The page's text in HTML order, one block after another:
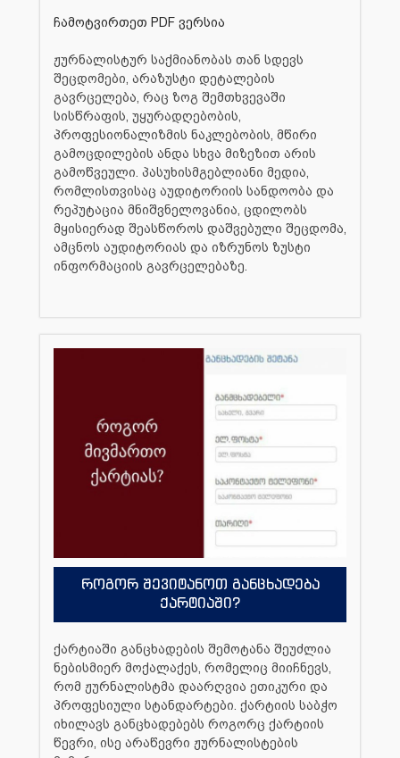
ჩამოტვირთეთ PDF ვერსია
ჟურნალისტურ საქმიანობას თან სდევს
შეცდომები, არაზუსტი დეტალების
გავრცელება, რაც ზოგ შემთხვევაში
სისწრაფის, უყურადღებობის,
პროფესიონალიზმის ნაკლებობის, მწირი
გამოცდილების ანდა სხვა მიზეზით არის
გამოწვეული. პასუხისმგებლიანი მედია,
რომლისთვისაც აუდიტორიის სანდოობა და
რეპუტაცია მნიშვნელოვანია, ცდილობს
მყისიერად შეასწოროს დაშვებული შეცდომა,
ამცნოს აუდიტორიას და იზრუნოს ზუსტი
ინფორმაციის გავრცელებაზე.
როგორ შევიტანოთ განცხადება
ქარტიაში?
ქარტიაში განცხადების შემოტანა შეუძლია
ნებისმიერ მოქალაქეს, რომელიც მიიჩნევს,
რომ ჟურნალისტმა დაარღვია ეთიკური და
პროფესიული სტანდარტები. ქარტიის საბჭო
იხილავს განცხადებებს როგორც ქარტიის
წევრი, ისე არაწევრი ჟურნალისტების